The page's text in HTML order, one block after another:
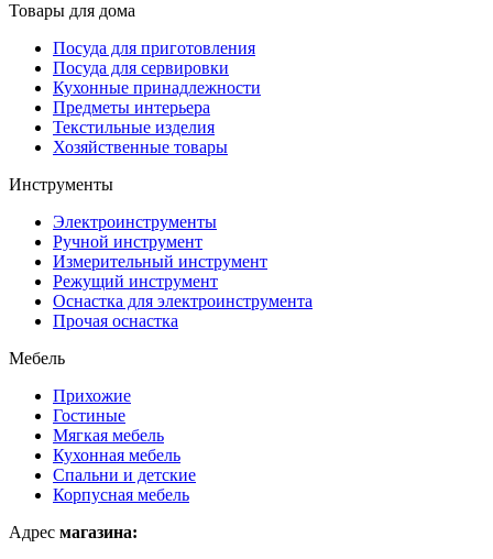
Товары для дома
Посуда для приготовления
Посуда для сервировки
Кухонные принадлежности
Предметы интерьера
Текстильные изделия
Хозяйственные товары
Инструменты
Электроинструменты
Ручной инструмент
Измерительный инструмент
Режущий инструмент
Оснастка для электроинструмента
Прочая оснастка
Мебель
Прихожие
Гостиные
Мягкая мебель
Кухонная мебель
Спальни и детские
Корпусная мебель
Адрес магазина: